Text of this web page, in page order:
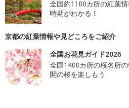
全国約1100カ所の紅葉
時期がわかる！
京都の紅葉情報や見どころをご紹介
全国お花見ガイド2026
全国1400カ所の桜名所
開の桜を楽しもう